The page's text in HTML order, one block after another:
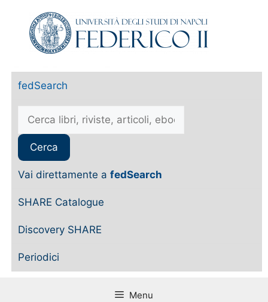
fedSearch
Vai direttamente a fedSearch
SHARE Catalogue
Discovery SHARE
Periodici
Menu